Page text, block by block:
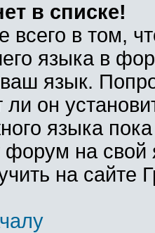
в списке!
всего в том,
языка в
язык.
он
языка
форум на
на сайте